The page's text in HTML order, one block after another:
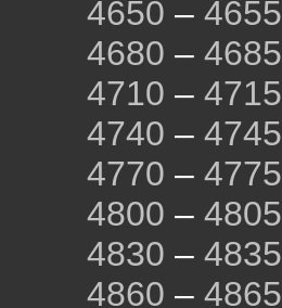
4650 – 4655
4680 – 4685
4710 – 4715
4740 – 4745
4770 – 4775
4800 – 4805
4830 – 4835
4860 – 4865